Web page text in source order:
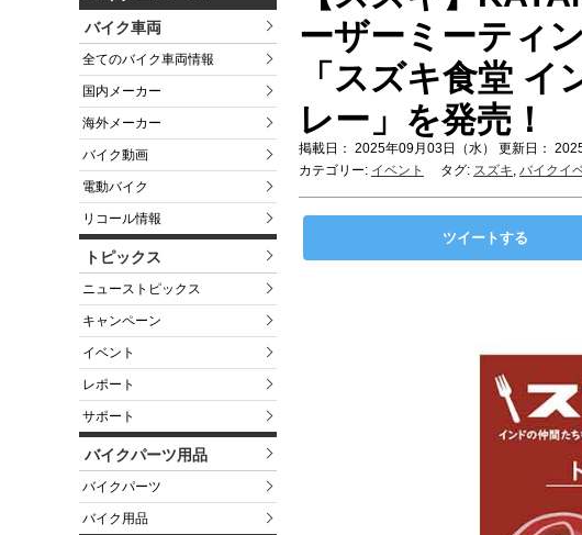
バイク車両
全てのバイク車両情報
国内メーカー
海外メーカー
バイク動画
電動バイク
リコール情報
トピックス
ニューストピックス
キャンペーン
イベント
レポート
サポート
バイクパーツ用品
バイクパーツ
バイク用品
ーザーミーティ
「スズキ食堂
レー」を発売！
掲載日： 2025年09月03日（水） 更新日：
カテゴリー: イベント タグ: スズキ, バイクイ
ツイートする